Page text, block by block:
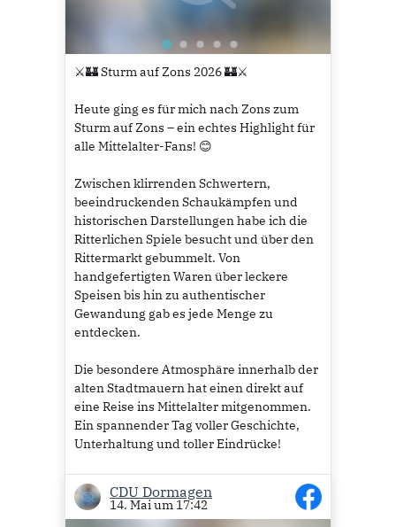
⚔️🏰 Sturm auf Zons 2026 🏰⚔️
Heute ging es für mich nach Zons zum
Sturm auf Zons – ein echtes Highlight für
alle Mittelalter-Fans! 😊
Zwischen klirrenden Schwertern,
beeindruckenden Schaukämpfen und
historischen Darstellungen habe ich die
Ritterlichen Spiele besucht und über den
Rittermarkt gebummelt. Von
handgefertigten Waren über leckere
Speisen bis hin zu authentischer
Gewandung gab es jede Menge zu
entdecken.
Die besondere Atmosphäre innerhalb der
alten Stadtmauern hat einen direkt auf
eine Reise ins Mittelalter mitgenommen.
Ein spannender Tag voller Geschichte,
Unterhaltung und toller Eindrücke!
Wer von euch war auch dort? ⚔️✨
Habt Ihr auch erkannt, wer unter der
CDU Dormagen
14. Mai um 17:42